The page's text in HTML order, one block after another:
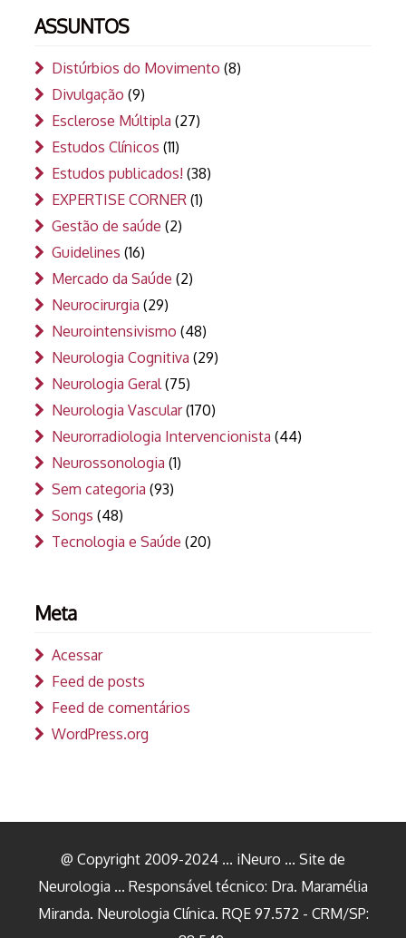
ASSUNTOS
Distúrbios do Movimento (8)
Divulgação (9)
Esclerose Múltipla (27)
Estudos Clínicos (11)
Estudos publicados! (38)
EXPERTISE CORNER (1)
Gestão de saúde (2)
Guidelines (16)
Mercado da Saúde (2)
Neurocirurgia (29)
Neurointensivismo (48)
Neurologia Cognitiva (29)
Neurologia Geral(75)
Neurologia Vascular(170)
Neurorradiologia Intervencionista (44)
Neurossonologia (1)
Sem categoria (93)
Songs (48)
Tecnologia e Saúde (20)
Meta
Acessar
Feed de posts
Feed de comentários
WordPress.org
@ Copyright 2009-2024 ... iNeuro ... Site de
Neurologia ... Responsável técnico: Dra. Maramélia
Miranda. Neurologia Clínica. RQE 97.572 - CRM/SP: